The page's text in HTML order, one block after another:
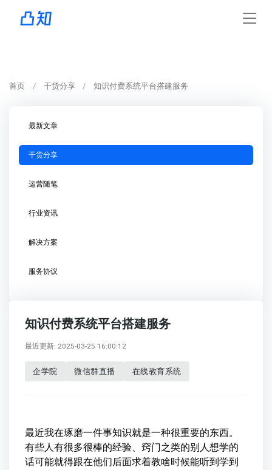
首页 干货分享 知识付费系统平台搭建服务
最新文章
干货分享
运营随笔
行业资讯
解决方案
服务协议
知识付费系统平台搭建服务
最近更新: 2025-03-25 16:00:12
企学院 微信群直播 在线教育系统
最近我在琢磨一件事知识就是一种很重要的东西。
有些人有很多很棒的经验、窍门之类的别人想学的
话可能就得跟在他们后面求着教啥时候能听到学到